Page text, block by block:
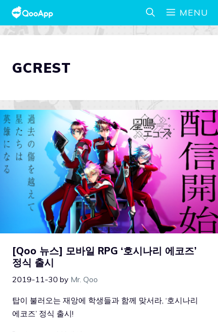
MENU
GCREST
[Qoo 뉴스] 모바일 RPG ‘호시나리 에코즈’
정식 출시
2019-11-30 by Mr. Qoo
탑이 불러오는 재앙에 학생들과 함께 맞서라, ‘호시나리
에코즈’ 정식 출시!